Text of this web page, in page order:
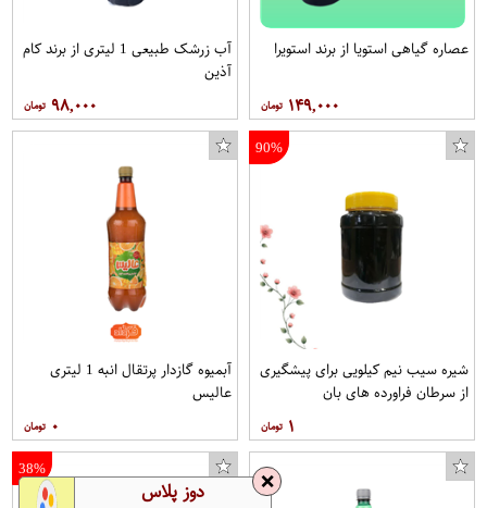
عصاره گیاهی استویا از برند استویرا
۱۴۹,۰۰۰
آب زرشک طبیعی 1 لیتری از برند کام
آذین
۹۸,۰۰۰
90%
شیره سیب نیم کیلویی برای پیشگیری
از سرطان فراورده های بان
۱
آبمیوه گازدار پرتقال انبه 1 لیتری
عالیس
۰
38% ❌ دوز پلاس